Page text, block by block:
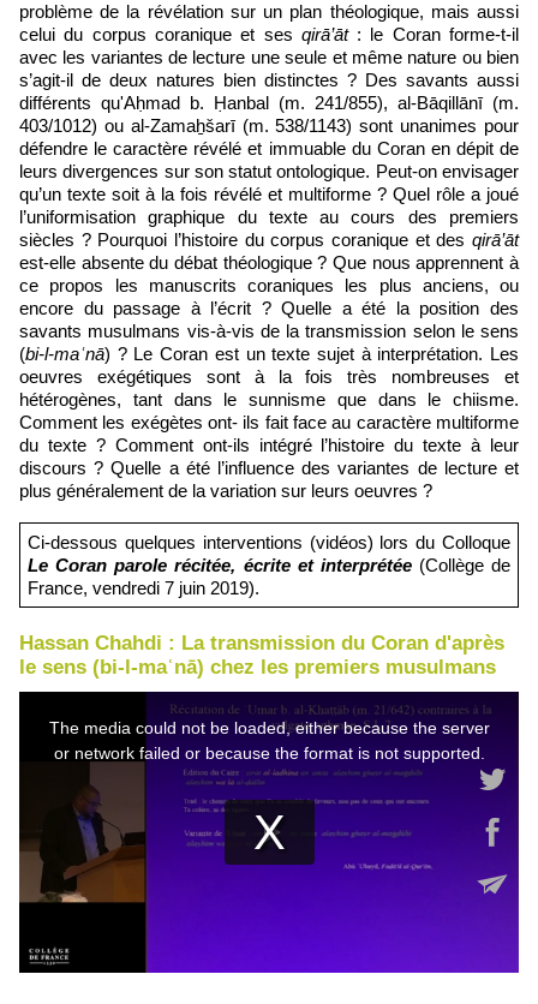
problème de la révélation sur un plan théologique, mais aussi
celui du corpus coranique et ses qirā’āt: le Coran forme-t-il
avec les variantes de lecture une seule et même nature ou bien
s’agit-il de deux natures bien distinctes ? Des savants aussi
différents qu'Aḥmad b. Ḥanbal (m. 241/855), al-Bāqillānī (m.
403/1012) ou al-Zamaẖšarī (m. 538/1143) sont unanimes pour
défendre le caractère révélé et immuable du Coran en dépit de
leurs divergences sur son statut ontologique. Peut-on envisager
qu’un texte soit à la fois révélé et multiforme ? Quel rôle a joué
l’uniformisation graphique du texte au cours des premiers
siècles ? Pourquoi l’histoire du corpus coranique et des qirā’āt
est-elle absente du débat théologique ? Que nous apprennent à
ce propos les manuscrits coraniques les plus anciens, ou
encore du passage à l’écrit ? Quelle a été la position des
savants musulmans vis-à-vis de la transmission selon le sens
(bi-l-maʿnā) ? Le Coran est un texte sujet à interprétation. Les
oeuvres exégétiques sont à la fois très nombreuses et
hétérogènes, tant dans le sunnisme que dans le chiisme.
Comment les exégètes ont- ils fait face au caractère multiforme
du texte ? Comment ont-ils intégré l’histoire du texte à leur
discours ? Quelle a été l’influence des variantes de lecture et
plus généralement de la variation sur leurs oeuvres ?
Ci-dessous quelques interventions (vidéos) lors du Colloque
Le Coran parole récitée, écrite et interprétée(Collège de
France, vendredi 7 juin 2019).
Hassan Chahdi : La transmission du Coran d'après
le sens (bi-l-maʿnā) chez les premiers musulmans